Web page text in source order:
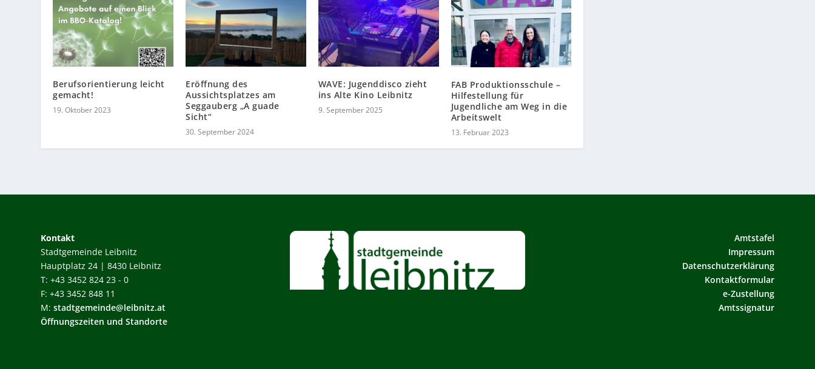
Berufsorientierung leicht
gemacht!
19. Oktober 2023
Eröffnung des
Aussichtsplatzes am
Seggauberg „A guade
Sicht“
30. September 2024
WAVE: Jugenddisco zieht
ins Alte Kino Leibnitz
9. September 2025
FAB Produktionsschule –
Hilfestellung für
Jugendliche am Weg in die
Arbeitswelt
13. Februar 2023
Kontakt
Stadtgemeinde Leibnitz
Hauptplatz 24 | 8430 Leibnitz
T: +43 3452 824 23 - 0
F: +43 3452 848 11
M:stadtgemeinde@leibnitz.at
Öffnungszeiten und Standorte
Amtstafel
Impressum
Datenschutzerklärung
Kontaktformular
e-Zustellung
Amtssignatur